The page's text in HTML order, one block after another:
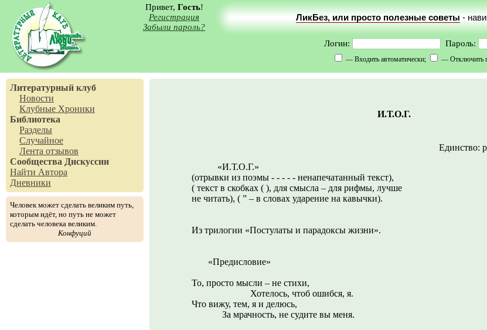
Привет, Гость!
Регистрация
Забыли пароль?
ЛикБез, или просто полезные советы -
Логин: Пароль:
— Входить автоматически; — Отключить
Литературный клуб
Новости
Клубные Хроники
Библиотека
Разделы
Случайное
Лента отзывов
Сообщества Дискуссии
Найти Автора
Дневники
Человек может сделать великим путь,
которым идёт, но путь не может
сделать человека великим.
Конфуций
И.Т.О.Г.
Единство:
«И.Т.О.Г.»
(отрывки из поэмы - - - - - ненапечатанный текст),
( текст в скобках ( ), для смысла – для рифмы, лучше
не читать), ( ” – в словах ударение на кавычки).
Из трилогии «Постулаты и парадоксы жизни».
«Предисловие»
То, просто мысли – не стихи,
Хотелось, чтоб ошибся, я.
Что вижу, тем, я и делюсь,
За мрачность, не судите вы меня.